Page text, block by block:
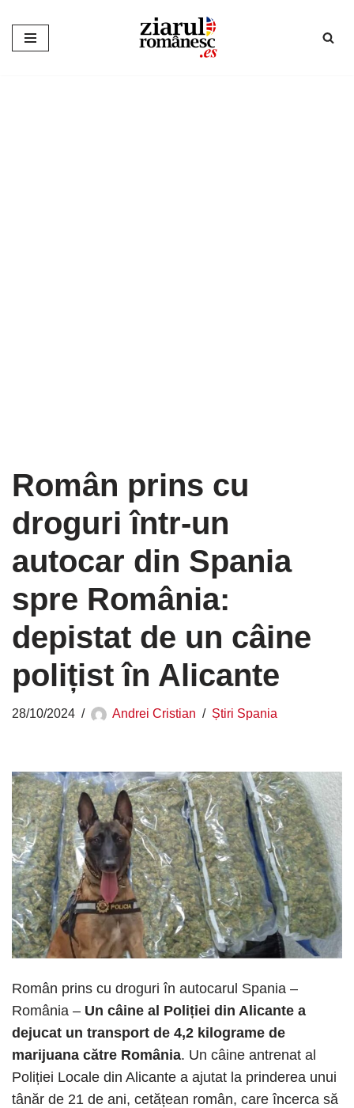
Sari
Român prins cu
droguri într-un
autocar din Spania
spre România:
depistat de un câine
polițist în Alicante
28/10/2024 Andrei Cristian Știri Spania
Român prins cu droguri în autocarul Spania –
România – Un câine al Poliției din Alicante a
dejucat un transport de 4,2 kilograme de
marijuana către România. Un câine antrenat al
Poliției Locale din Alicante a ajutat la prinderea unui
tânăr de 21 de ani, cetățean român, care încerca să